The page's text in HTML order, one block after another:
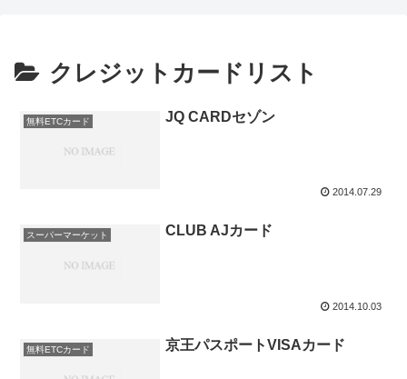
クレジットカードリスト
無料ETCカード JQ CARDセゾン
2014.07.29
スーパーマーケット CLUB AJカード
2014.10.03
無料ETCカード 京王パスポートVISAカード